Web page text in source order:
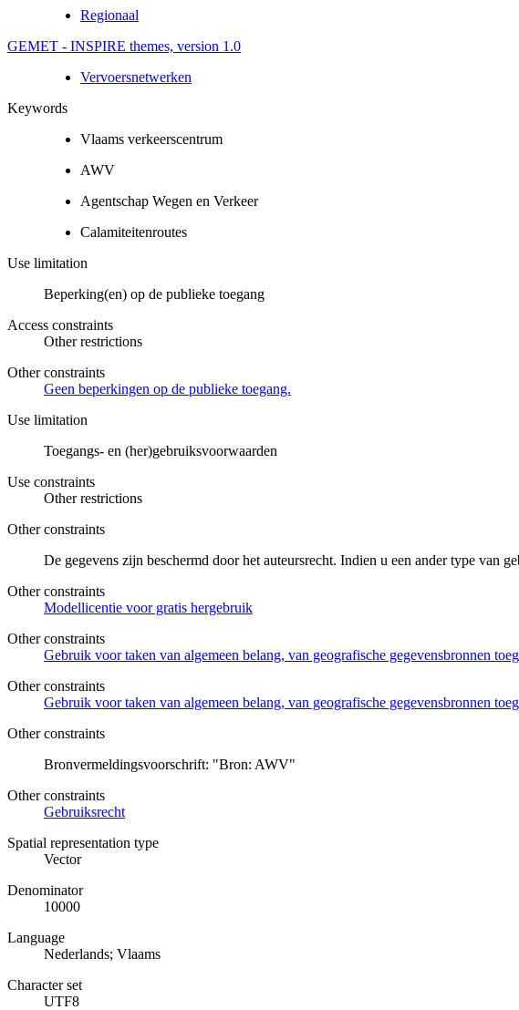
Regionaal
GEMET - INSPIRE themes, version 1.0
Vervoersnetwerken
Keywords
Vlaams verkeerscentrum
AWV
Agentschap Wegen en Verkeer
Calamiteitenroutes
Use limitation
Beperking(en) op de publieke toegang
Access constraints
Other restrictions
Other constraints
Geen beperkingen op de publieke toegang.
Use limitation
Toegangs- en (her)gebruiksvoorwaarden
Use constraints
Other restrictions
Other constraints
De gegevens zijn beschermd door het auteursrecht. Indien u een ander type van
Other constraints
Modellicentie voor gratis hergebruik
Other constraints
Gebruik voor taken van algemeen belang, van geografische gegevensbronnen
Other constraints
Gebruik voor taken van algemeen belang, van geografische gegevensbronnen
Other constraints
Bronvermeldingsvoorschrift: "Bron: AWV"
Other constraints
Gebruiksrecht
Spatial representation type
Vector
Denominator
10000
Language
Nederlands; Vlaams
Character set
UTF8